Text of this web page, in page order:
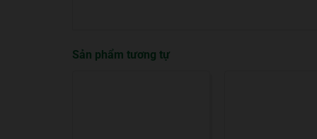
Sản phẩm tương tự